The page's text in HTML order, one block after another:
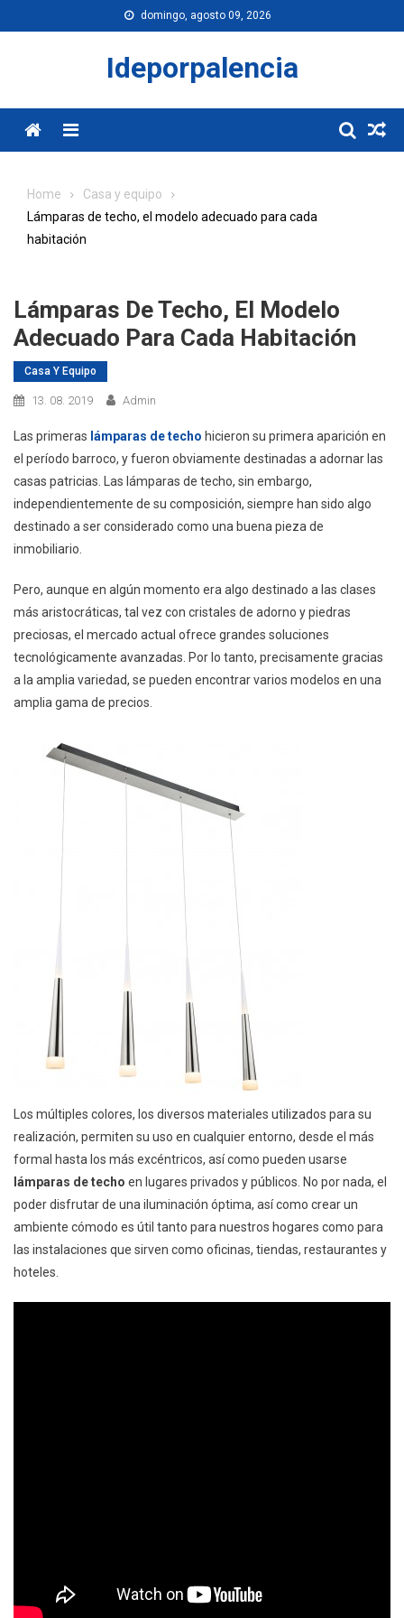
to
domingo, agosto 09, 2026
Ideporpalencia
Menu
Home
Casa y equipo
Lámparas de techo, el modelo adecuado para cada
habitación
Lámparas De Techo, El Modelo
Adecuado Para Cada Habitación
Casa Y Equipo
13. 08. 2019 Admin
Las primeras lámparas de techo hicieron su primera aparición en
el período barroco, y fueron obviamente destinadas a adornar las
casas patricias. Las lámparas de techo, sin embargo,
independientemente de su composición, siempre han sido algo
destinado a ser considerado como una buena pieza de
inmobiliario.
Pero, aunque en algún momento era algo destinado a las clases
más aristocráticas, tal vez con cristales de adorno y piedras
preciosas, el mercado actual ofrece grandes soluciones
tecnológicamente avanzadas. Por lo tanto, precisamente gracias
a la amplia variedad, se pueden encontrar varios modelos en una
amplia gama de precios.
Los múltiples colores, los diversos materiales utilizados para su
realización, permiten su uso en cualquier entorno, desde el más
formal hasta los más excéntricos, así como pueden usarse
lámparas de techo en lugares privados y públicos. No por nada, el
poder disfrutar de una iluminación óptima, así como crear un
ambiente cómodo es útil tanto para nuestros hogares como para
las instalaciones que sirven como oficinas, tiendas, restaurantes y
hoteles.